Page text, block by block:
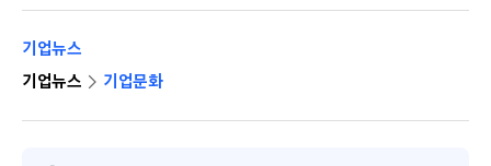
기업뉴스
기업뉴스
기업문화